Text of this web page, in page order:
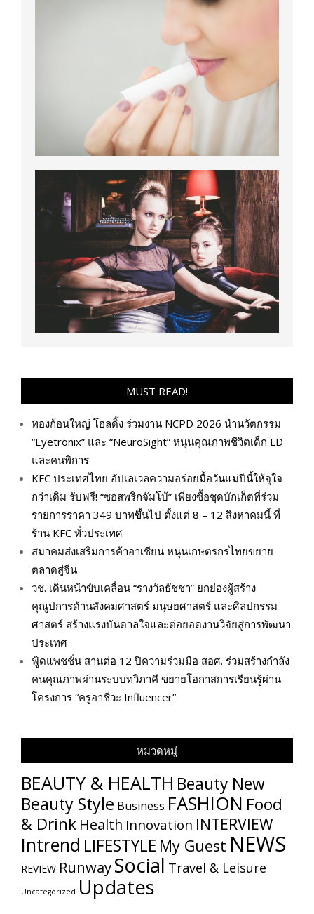
MUST READ!
ทองก้อนใหญ่ โฮลดิ้ง ร่วมงาน NCPD 2026 นำนวัตกรรม
“Eyetronix” และ “NeuroSight” หนุนคุณภาพชีวิตเด็ก LD
และคนพิการ
KFC ประเทศไทย อัปเลเวลความอร่อยมื้อวันแม่ปีนี้ให้จุใจ
กว่าเดิม รับฟรี! “ซอสพริกจัมโบ้” เพียงซื้อชุดบักเก็ตที่ร่วม
รายการราคา 349 บาทขึ้นไป ตั้งแต่ 8 – 12 สิงหาคมนี้ ที่
ร้าน KFC ทั่วประเทศ
สมาคมส่งเสริมการค้าอาเซียน หนุนเกษตรกรไทยขยาย
ตลาดสู่จีน
วช. เดินหน้าขับเคลื่อน “รางวัลธัชชา” ยกย่องผู้สร้าง
คุณูปการด้านสังคมศาสตร์ มนุษยศาสตร์ และศิลปกรรม
ศาสตร์ สร้างแรงบันดาลใจและต่อยอดงานวิจัยสู่การพัฒนา
ประเทศ
ฟู้ดแพชชั่น สานต่อ 12 ปีความร่วมมือ สอศ. ร่วมสร้างกำลัง
คนคุณภาพผ่านระบบทวิภาคี ขยายโอกาสการเรียนรู้ผ่าน
โครงการ “ครูอาชีวะ Influencer”
หมวดหมู่
BEAUTY & HEALTH Beauty New
Beauty Style Business FASHION Food
& Drink Health Innovation INTERVIEW
Intrend LIFESTYLE My​ Guest NEWS
REVIEW RunwaySocial Travel & Leisure
Uncategorized Updates